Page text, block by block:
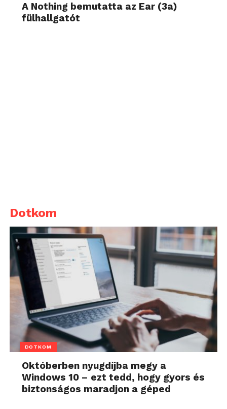
A Nothing bemutatta az Ear (3a)
fülhallgatót
Dotkom
DOTKOM
Októberben nyugdíjba megy a
Windows 10 – ezt tedd, hogy gyors és
biztonságos maradjon a géped